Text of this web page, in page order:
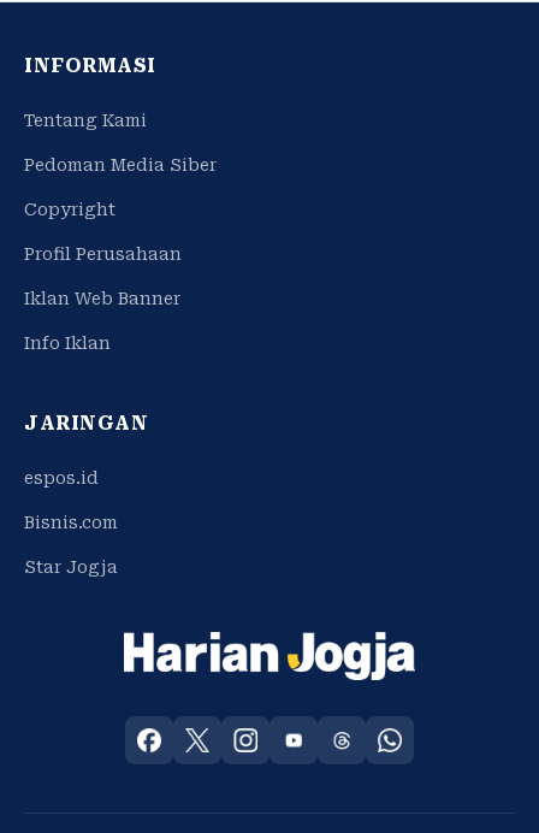
INFORMASI
Tentang Kami
Pedoman Media Siber
Copyright
Profil Perusahaan
Iklan Web Banner
Info Iklan
JARINGAN
espos.id
Bisnis.com
Star Jogja